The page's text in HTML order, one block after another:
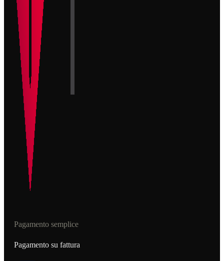
Pagamento semplice
Pagamento su fattura